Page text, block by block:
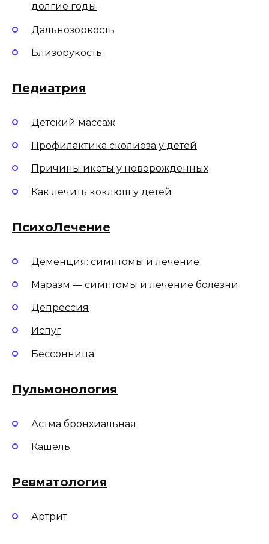
долгие годы
Дальнозоркость
Близорукость
Педиатрия
Детский массаж
Профилактика сколиоза у детей
Причины икоты у новорожденных
Как лечить коклюш у детей
ПсихоЛечение
Деменция: симптомы и лечение
Маразм — симптомы и лечение болезни
Депрессия
Испуг
Бессонница
Пульмонология
Астма бронхиальная
Кашель
Ревматология
Артрит